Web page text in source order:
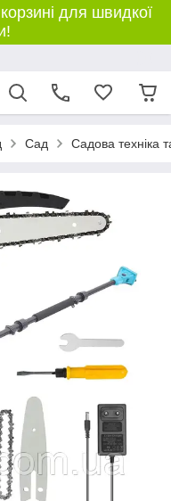
для швидкої
Сад Садова техніка